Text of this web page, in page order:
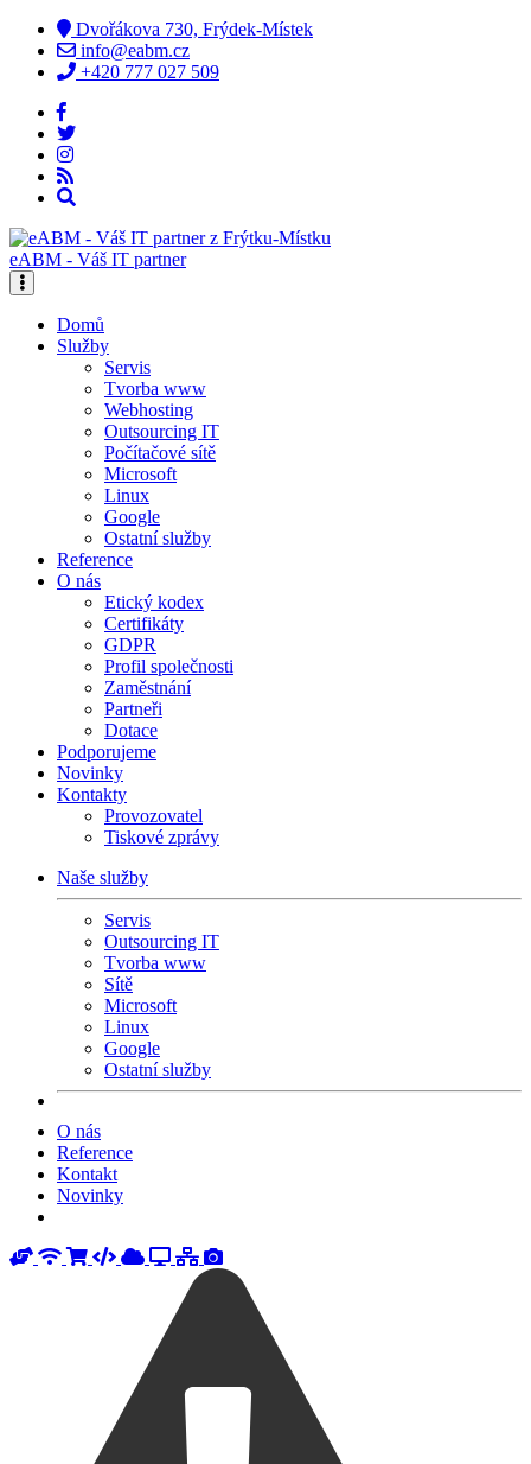
Dvořákova 730, Frýdek-Místek
info@eabm.cz
+420 777 027 509
eABM - Váš IT partner
Domů
Služby
Servis
Tvorba www
Webhosting
Outsourcing IT
Počítačové sítě
Microsoft
Linux
Google
Ostatní služby
Reference
O nás
Etický kodex
Certifikáty
GDPR
Profil společnosti
Zaměstnání
Partneři
Dotace
Podporujeme
Novinky
Kontakty
Provozovatel
Tiskové zprávy
Naše služby
Servis
Outsourcing IT
Tvorba www
Sítě
Microsoft
Linux
Google
Ostatní služby
O nás
Reference
Kontakt
Novinky